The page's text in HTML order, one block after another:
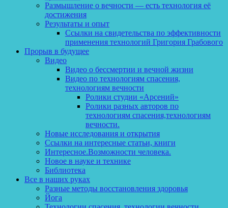
Размышление о вечности — есть технология её
достижения
Результаты и опыт
Ссылки на свидетельства по эффективности
применения технологий Григория Грабового
Прорыв в будущее
Видео
Видео о бессмертии и вечной жизни
Видео по технологиям спасения,
технологиям вечности
Ролики студии «Арсений»
Ролики разных авторов по
технологиям спасения,технологиям
вечности.
Новые исследования и открытия
Ссылки на интересные статьи, книги
Интересное.Возможности человека.
Новое в науке и технике
Библиотека
Все в наших руках
Разные методы восстановления здоровья
Йога